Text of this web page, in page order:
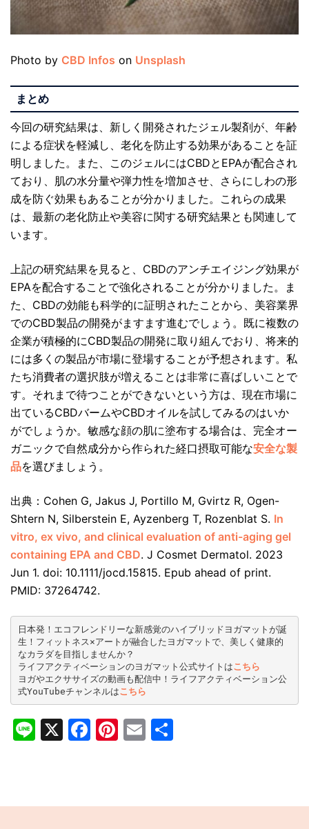
Photo by CBD Infos on Unsplash
まとめ
今回の研究結果は、新しく開発されたジェル製剤が、年齢
による症状を軽減し、老化を防止する効果があることを証
明しました。また、このジェルにはCBDとEPAが配合され
ており、肌の水分量や弾力性を増加させ、さらにしわの形
成を防ぐ効果もあることが分かりました。これらの成果
は、最新の老化防止や美容に関する研究結果とも関連して
います。
上記の研究結果を見ると、CBDのアンチエイジング効果が
EPAを配合することで強化されることが分かりました。ま
た、CBDの効能も科学的に証明されたことから、美容業界
でのCBD製品の開発がますます進むでしょう。既に複数の
企業が積極的にCBD製品の開発に取り組んでおり、将来的
には多くの製品が市場に登場することが予想されます。私
たち消費者の選択肢が増えることは非常に喜ばしいことで
す。それまで待つことができないという方は、現在市場に
出ているCBDバームやCBDオイルを試してみるのはいか
がでしょうか。敏感な顔の肌に塗布する場合は、完全オー
ガニックで自然成分から作られた経口摂取可能な安全な製
品を選びましょう。
出典：Cohen G, Jakus J, Portillo M, Gvirtz R, Ogen-
Shtern N, Silberstein E, Ayzenberg T, Rozenblat S. In
vitro, ex vivo, and clinical evaluation of anti-aging gel
containing EPA and CBD. J Cosmet Dermatol. 2023
Jun 1. doi: 10.1111/jocd.15815. Epub ahead of print.
PMID: 37264742.
日本発！エコフレンドリーな新感覚のハイブリッドヨガマットが誕
生！フィットネス×アートが融合したヨガマットで、美しく健康的
なカラダを目指しませんか？
ライフアクティベーションのヨガマット公式サイトはこちら
ヨガやエクササイズの動画も配信中！ライフアクティベーション公
式YouTubeチャンネルはこちら
Line
X Facebook
Pinterest
Email